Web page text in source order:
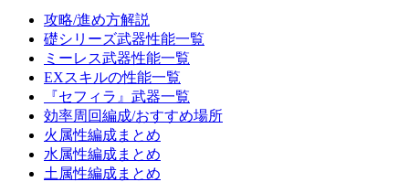
攻略/進め方解説
礎シリーズ武器性能一覧
ミーレス武器性能一覧
EXスキルの性能一覧
『セフィラ』武器一覧
効率周回編成/おすすめ場所
火属性編成まとめ
水属性編成まとめ
土属性編成まとめ